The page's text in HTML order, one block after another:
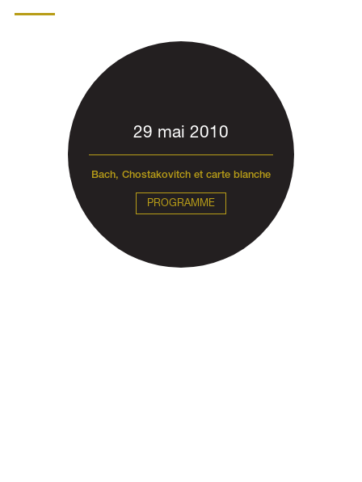
29 mai 2010
Bach, Chostakovitch et carte blanche
PROGRAMME